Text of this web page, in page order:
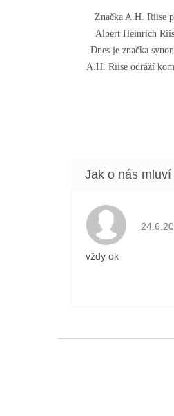
Značka A.H. Riise
Albert Heinrich
Dnes je značka
A.H. Riise odráží
vždy ok